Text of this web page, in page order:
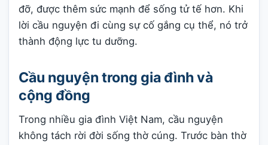
đỡ, được thêm sức mạnh để sống tử tế hơn. Khi
lời cầu nguyện đi cùng sự cố gắng cụ thể, nó trở
thành động lực tu dưỡng.
Cầu nguyện trong gia đình và
cộng đồng
Trong nhiều gia đình Việt Nam, cầu nguyện
không tách rời đời sống thờ cúng. Trước bàn thờ